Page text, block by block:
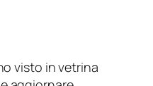
visto in vetrina